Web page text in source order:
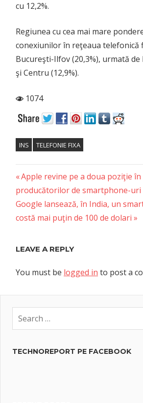
cu 12,2%.
Regiunea cu cea mai mare
conexiunilor în reţeaua telefonică
Bucureşti-Ilfov (20,3%), urmată de
şi Centru (12,9%).
1074
INS TELEFONIE FIXA
Post
navigation
Previous
Post:
Apple revine pe a doua poziţie
producătorilor de smartphone-uri
Next
Post:
Google lansează, în India, un
costă mai puţin de 100 de dolari
LEAVE A REPLY
You must be logged in to post a
TECHNOREPORT PE FACEBOOK